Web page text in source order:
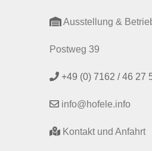
Ausstellung &
Postweg 39
+49 (0) 7162 / 46 27
info@hofele.info
Kontakt und Anfahrt